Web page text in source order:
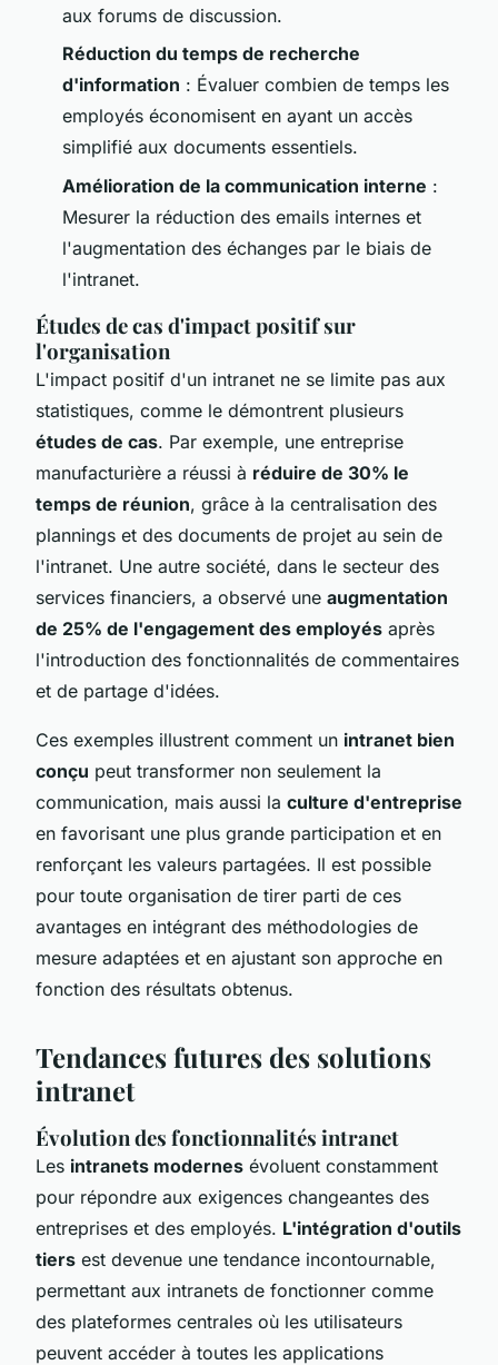
aux forums de discussion.
Réduction du temps de recherche
d'information : Évaluer combien de temps les
employés économisent en ayant un accès
simplifié aux documents essentiels.
Amélioration de la communication interne :
Mesurer la réduction des emails internes et
l'augmentation des échanges par le biais de
l'intranet.
Études de cas d'impact positif sur
l'organisation
L'impact positif d'un intranet ne se limite pas aux
statistiques, comme le démontrent plusieurs
études de cas. Par exemple, une entreprise
manufacturière a réussi à réduire de 30% le
temps de réunion, grâce à la centralisation des
plannings et des documents de projet au sein de
l'intranet. Une autre société, dans le secteur des
services financiers, a observé une augmentation
de 25% de l'engagement des employés après
l'introduction des fonctionnalités de commentaires
et de partage d'idées.
Ces exemples illustrent comment un intranet bien
conçu peut transformer non seulement la
communication, mais aussi la culture d'entreprise
en favorisant une plus grande participation et en
renforçant les valeurs partagées. Il est possible
pour toute organisation de tirer parti de ces
avantages en intégrant des méthodologies de
mesure adaptées et en ajustant son approche en
fonction des résultats obtenus.
Tendances futures des solutions
intranet
Évolution des fonctionnalités intranet
Les intranets modernes évoluent constamment
pour répondre aux exigences changeantes des
entreprises et des employés. L'intégration d'outils
tiers est devenue une tendance incontournable,
permettant aux intranets de fonctionner comme
des plateformes centrales où les utilisateurs
peuvent accéder à toutes les applications